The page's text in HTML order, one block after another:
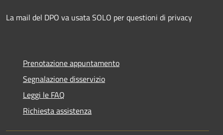
La mail del DPO va usata SOLO per questioni di privacy
Prenotazione appuntamento
Segnalazione disservizio
Leggi le FAQ
Richiesta assistenza